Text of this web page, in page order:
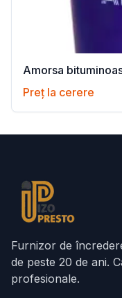
Amorsa
Preț la cerere
Furnizor de
de peste 20 de ani.
profesionale.